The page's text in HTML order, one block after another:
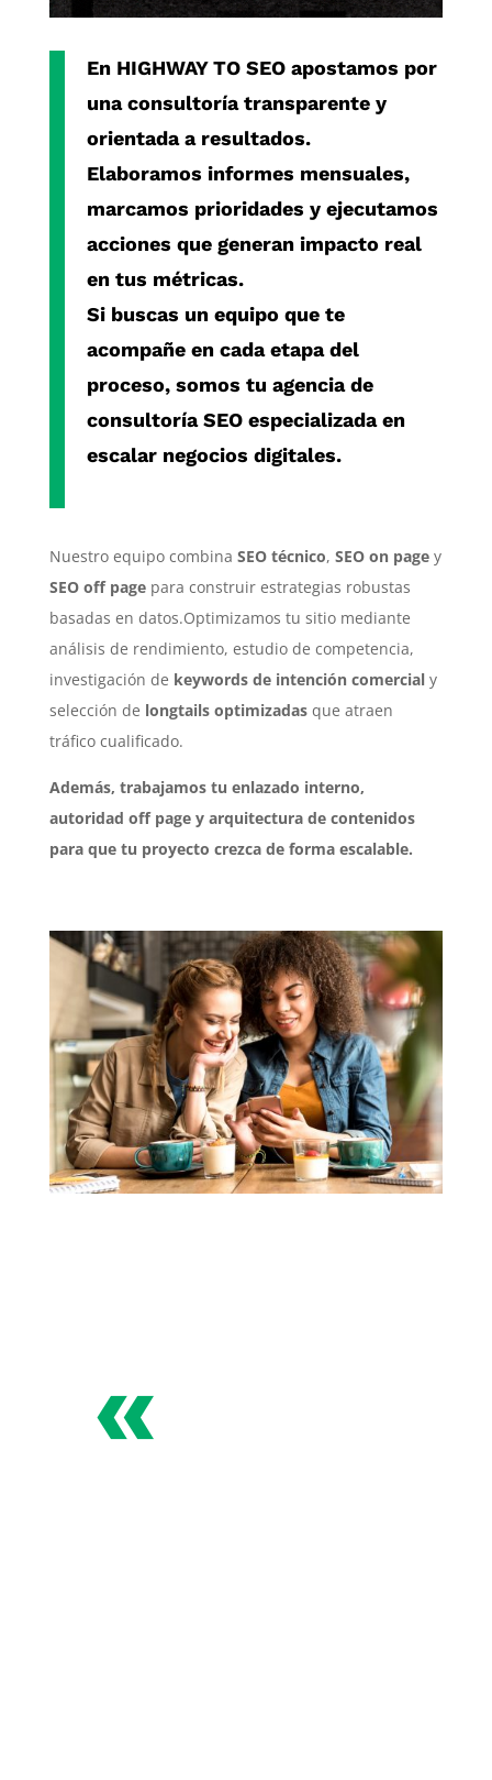
En HIGHWAY TO SEOapostamos por
una consultoría transparente y
orientada a resultados.
Elaboramos informes mensuales,
marcamos prioridades y ejecutamos
acciones que generan impacto real
en tus métricas.
Si buscas un equipo que te
acompañe en cada etapa del
proceso, somos tu agencia de
consultoría SEO especializadaen
escalar negocios digitales.
Nuestro equipo combina SEO técnico, SEO on pagey
SEO off pagepara construir estrategias robustas
basadas en datos.Optimizamos tu sitio mediante
análisis de rendimiento, estudio de competencia,
investigación de keywords de intención comercialy
selección de longtails optimizadasque atraen
tráfico cualificado.
Además, trabajamos tu enlazado interno,
autoridad off page y arquitectura de contenidos
para que tu proyecto crezca de forma escalable.
«